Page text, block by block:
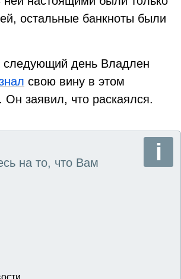
остальные банкноты были
день Владлен
свою вину в этом
Он заявил, что раскаялся.
на то, что Вам